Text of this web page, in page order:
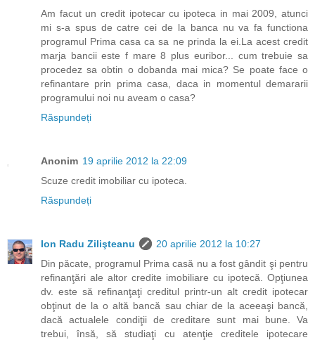
Am facut un credit ipotecar cu ipoteca in mai 2009, atunci
mi s-a spus de catre cei de la banca nu va fa functiona
programul Prima casa ca sa ne prinda la ei.La acest credit
marja bancii este f mare 8 plus euribor... cum trebuie sa
procedez sa obtin o dobanda mai mica? Se poate face o
refinantare prin prima casa, daca in momentul demararii
programului noi nu aveam o casa?
Răspundeți
Anonim 19 aprilie 2012 la 22:09
Scuze credit imobiliar cu ipoteca.
Răspundeți
Ion Radu Zilişteanu
20 aprilie 2012 la 10:27
Din păcate, programul Prima casă nu a fost gândit şi pentru
refinanţări ale altor credite imobiliare cu ipotecă. Opţiunea
dv. este să refinanţaţi creditul printr-un alt credit ipotecar
obţinut de la o altă bancă sau chiar de la aceeaşi bancă,
dacă actualele condiţii de creditare sunt mai bune. Va
trebui, însă, să studiaţi cu atenţie creditele ipotecare